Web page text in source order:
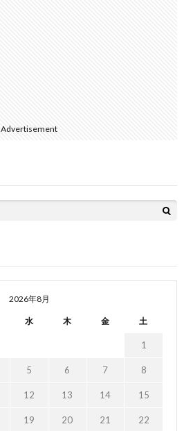
Advertisement
2026年8月
水 木 金 土
1
5 6 7 8
12 13 14 15
19 20 21 22